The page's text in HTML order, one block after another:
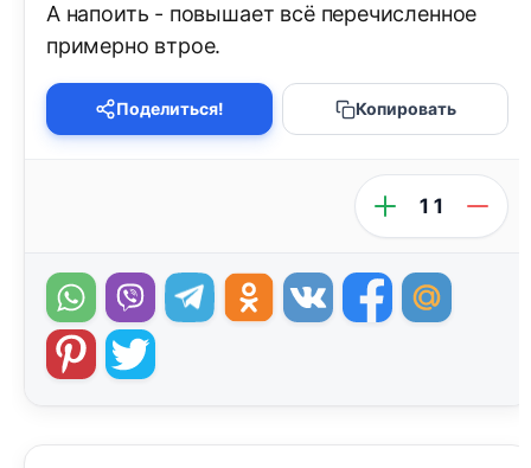
А напоить - повышает всё перечисленное
примерно втрое.
Поделиться! Копировать
11